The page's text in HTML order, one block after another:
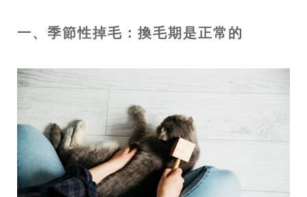
一、季節性掉毛：換毛期是正常的